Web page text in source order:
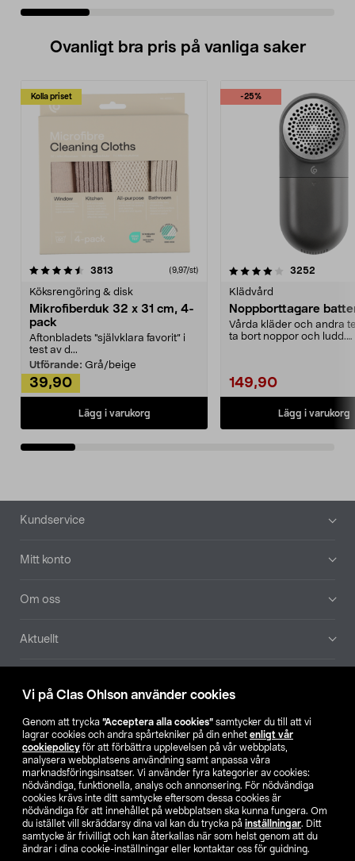
Vi på Clas Ohlson använder cookies
Genom att trycka ”Acceptera alla cookies” samtycker du till att vi
lagrar cookies och andra spårtekniker på din enhet enligt vår
cookiepolicy för att förbättra upplevelsen på vår webbplats,
analysera webbplatsens användning samt anpassa våra
marknadsföringsinsatser. Vi använder fyra kategorier av cookies:
nödvändiga, funktionella, analys och annonsering. För nödvändiga
cookies krävs inte ditt samtycke eftersom dessa cookies är
nödvändiga för att innehållet på webbplatsen ska kunna fungera. Om
du istället vill skräddarsy dina val kan du trycka på inställningar. Ditt
samtycke är frivilligt och kan återkallas när som helst genom att du
ändrar i dina cookie-inställningar eller kontaktar oss för guidning.
Ovanligt bra pris på vanliga saker
Kolla priset
3813 (9,97/st)
Köksrengöring & disk
Mikrofiberduk 32 x 31 cm, 4-
pack
Aftonbladets "självklara favorit” i
test av d...
Utförande: Grå/beige
39,90
Lägg i varukorg
-25%
4.0av 5 stjärnor 3252
Klädvård
Noppborttagare
Vårda kläder och andra
ta bort noppor och ludd.
149,90
Lägg i varukorg
4.5av 5 stjärnor
Sidfot
Kundservice
Mitt konto
Om oss
Aktuellt
Hitta butik
SE NO FI